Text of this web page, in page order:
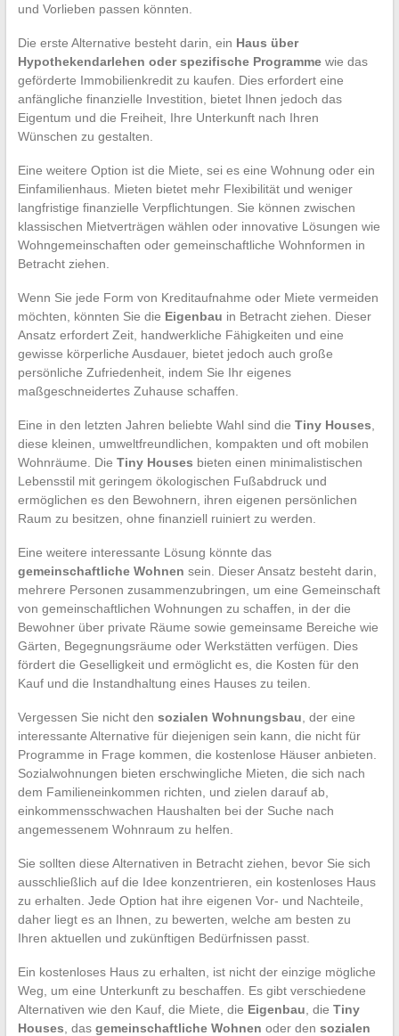
und Vorlieben passen könnten.
Die erste Alternative besteht darin, ein Haus über
Hypothekendarlehen oder spezifische Programmewie das
geförderte Immobilienkredit zu kaufen. Dies erfordert eine
anfängliche finanzielle Investition, bietet Ihnen jedoch das
Eigentum und die Freiheit, Ihre Unterkunft nach Ihren
Wünschen zu gestalten.
Eine weitere Option ist die Miete, sei es eine Wohnung oder ein
Einfamilienhaus. Mieten bietet mehr Flexibilität und weniger
langfristige finanzielle Verpflichtungen. Sie können zwischen
klassischen Mietverträgen wählen oder innovative Lösungen wie
Wohngemeinschaften oder gemeinschaftliche Wohnformen in
Betracht ziehen.
Wenn Sie jede Form von Kreditaufnahme oder Miete vermeiden
möchten, könnten Sie die Eigenbau in Betracht ziehen. Dieser
Ansatz erfordert Zeit, handwerkliche Fähigkeiten und eine
gewisse körperliche Ausdauer, bietet jedoch auch große
persönliche Zufriedenheit, indem Sie Ihr eigenes
maßgeschneidertes Zuhause schaffen.
Eine in den letzten Jahren beliebte Wahl sind die Tiny Houses
diese kleinen, umweltfreundlichen, kompakten und oft mobilen
Wohnräume. Die Tiny Houses bieten einen minimalistischen
Lebensstil mit geringem ökologischen Fußabdruck und
ermöglichen es den Bewohnern, ihren eigenen persönlichen
Raum zu besitzen, ohne finanziell ruiniert zu werden.
Eine weitere interessante Lösung könnte das
gemeinschaftliche Wohnen sein. Dieser Ansatz besteht darin,
mehrere Personen zusammenzubringen, um eine Gemeinschaft
von gemeinschaftlichen Wohnungen zu schaffen, in der die
Bewohner über private Räume sowie gemeinsame Bereiche wie
Gärten, Begegnungsräume oder Werkstätten verfügen. Dies
fördert die Geselligkeit und ermöglicht es, die Kosten für den
Kauf und die Instandhaltung eines Hauses zu teilen.
Vergessen Sie nicht den sozialen Wohnungsbau , der eine
interessante Alternative für diejenigen sein kann, die nicht für
Programme in Frage kommen, die kostenlose Häuser anbieten.
Sozialwohnungen bieten erschwingliche Mieten, die sich nach
dem Familieneinkommen richten, und zielen darauf ab,
einkommensschwachen Haushalten bei der Suche nach
angemessenem Wohnraum zu helfen.
Sie sollten diese Alternativen in Betracht ziehen, bevor Sie sich
ausschließlich auf die Idee konzentrieren, ein kostenloses Haus
zu erhalten. Jede Option hat ihre eigenen Vor- und Nachteile,
daher liegt es an Ihnen, zu bewerten, welche am besten zu
Ihren aktuellen und zukünftigen Bedürfnissen passt.
Ein kostenloses Haus zu erhalten, ist nicht der einzige mögliche
Weg, um eine Unterkunft zu beschaffen. Es gibt verschiedene
Alternativen wie den Kauf, die Miete, die Eigenbau , die Tiny
Houses , das gemeinschaftliche Wohnen oder den sozialen